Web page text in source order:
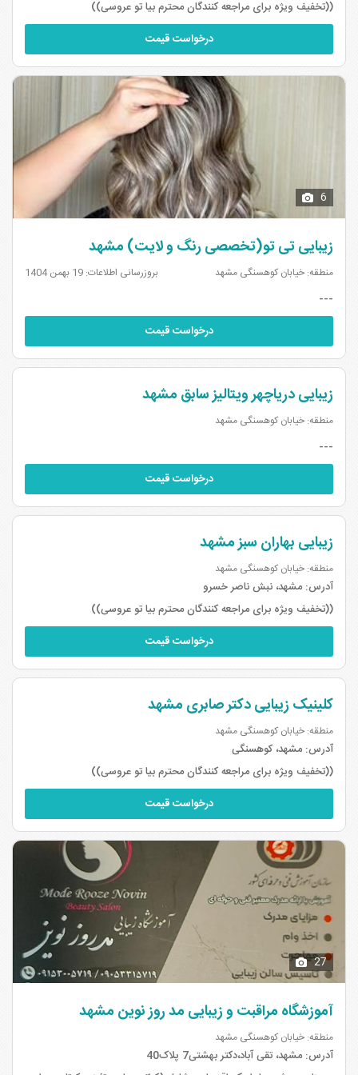
۷
مشهد ۱
سالن های زیبایی بلوار قرنی مشهد ۵ سالن های زیبایی جاده کلات مشهد
سالن های زیبایی الهیه مشهد ۷ سالن های زیبایی سیدی مشهد ۲
سالن های زیبایی بلوار طبرسی مشهد سالن های زیبایی صیاد شیرازی مشهد
۱
((تخفیف ویژه برای مراجعه کنندگان محترم بیا تو عروسی))
درخواست قیمت
6
زیبایی تی تو(تخصصی رنگ و لایت) مشهد
منطقه: خیابان کوهسنگی مشهد بروزرسانی اطلاعات: 19 بهمن 1404
---
درخواست قیمت
زیبایی دریاچهر ویتالیز سابق مشهد
منطقه: خیابان کوهسنگی مشهد
---
درخواست قیمت
زیبایی بهاران سبز مشهد
منطقه: خیابان کوهسنگی مشهد
آدرس:مشهد، نبش ناصر خسرو
((تخفیف ویژه برای مراجعه کنندگان محترم بیا تو عروسی))
درخواست قیمت
کلینیک زیبایی دکتر صابری مشهد
منطقه: خیابان کوهسنگی مشهد
آدرس:مشهد، کوهسنگی
((تخفیف ویژه برای مراجعه کنندگان محترم بیا تو عروسی))
درخواست قیمت
27
آموزشگاه مراقبت و زیبایی مد روز نوین مشهد
منطقه: خیابان کوهسنگی مشهد
آدرس:مشهد، تقی آباد،دکتر بهشتی7 پلاک40